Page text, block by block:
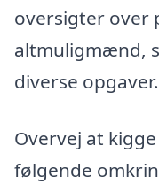
oversigter over
altmuligmænd,
diverse opgaver.
Overvej at
følgende